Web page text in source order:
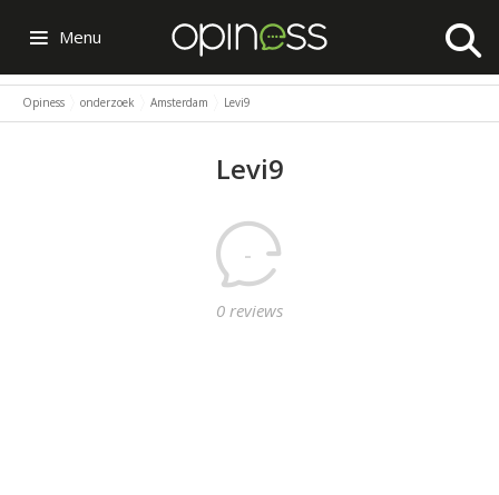
Menu
Opiness onderzoek Amsterdam Levi9
Levi9
-
0 reviews